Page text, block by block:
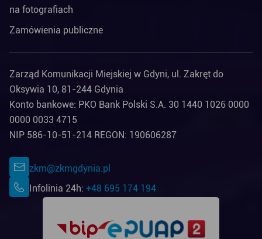
na fotografiach
Zamówienia publiczne
Zarząd Komunikacji Miejskiej w Gdyni, ul. Zakręt do
Oksywia 10, 81-244 Gdynia
Konto bankowe: PKO Bank Polski S.A. 30 1440 1026 0000
0000 0033 4715
NIP 586-10-51-214 REGON: 190606287
zkm@zkmgdynia.pl
Infolinia 24h: +48 695 174 194